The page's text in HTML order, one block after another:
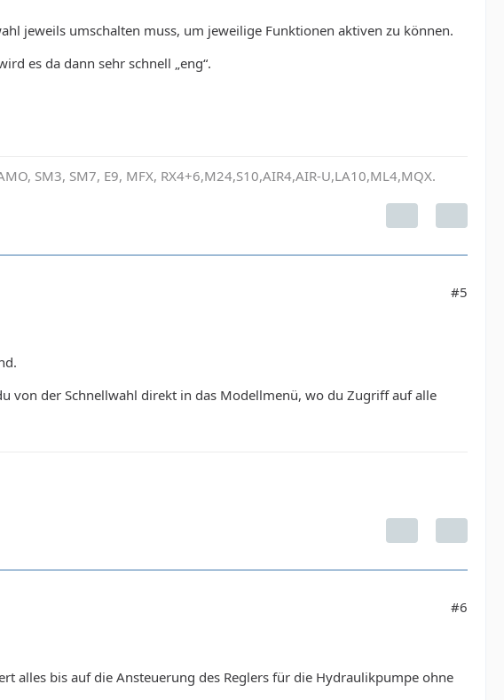
jeweils umschalten muss, um jeweilige Funktionen aktiven zu können.
es da dann sehr schnell „eng“.
SM3, SM7, E9, MFX, RX4+6,M24,S10,AIR4,AIR-U,LA10,ML4,MQX.
#5
von der Schnellwahl direkt in das Modellmenü, wo du Zugriff auf alle
#6
alles bis auf die Ansteuerung des Reglers für die Hydraulikpumpe ohne